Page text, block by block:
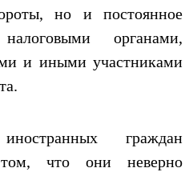
но и постоянное
органами,
и иными участниками
граждан
что они неверно